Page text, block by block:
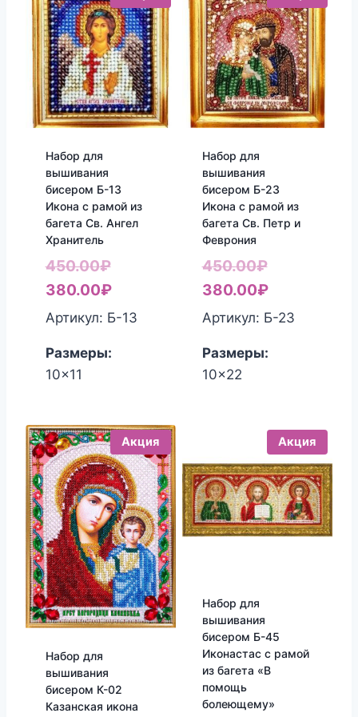
Набор для
вышивания
бисером Б-13
Икона с рамой из
багета Св. Ангел
Хранитель
450.00₽Первоначальная
цена
составляла
380.00₽Текущая
цена:
Артикул: Б-13
Размеры:
10x11
Набор для
вышивания
бисером Б-23
Икона с рамой из
багета Св. Петр и
Феврония
450.00₽
цена
составляла
380.00₽Текущая
цена:
Артикул: Б-23
Размеры:
10x22
Акция
Набор для
вышивания
бисером К-02
Казанская икона
Акция
Набор для
вышивания
бисером Б-45
Иконастас с рамой
из багета «В
помощь
болеющему»